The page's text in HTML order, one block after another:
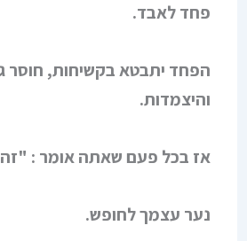
פחד לאבד.
הפחד יתבטא בקשיחות, חוסר
והיצמדות.
אז בכל פעם שאתה אומר : "זה
נער עצמך לחופש.